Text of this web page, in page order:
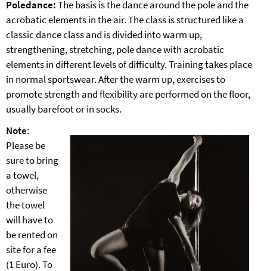
Poledance:The basis is the dance around the pole and the
acrobatic elements in the air. The class is structured like a
classic dance class and is divided into warm up,
strengthening, stretching, pole dance with acrobatic
elements in different levels of difficulty. Training takes place
in normal sportswear. After the warm up, exercises to
promote strength and flexibility are performed on the floor,
usually barefoot or in socks.
Note:
Please be
sure to bring
a towel,
otherwise
the towel
will have to
be rented on
site for a fee
(1 Euro). To